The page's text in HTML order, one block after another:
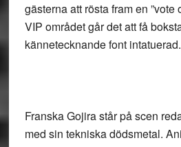
gästerna att rösta fram en ”vote
VIP området går det att få
kännetecknande font intatuerad.
FranskaGojirastår på scen
med sin tekniska dödsmetal.